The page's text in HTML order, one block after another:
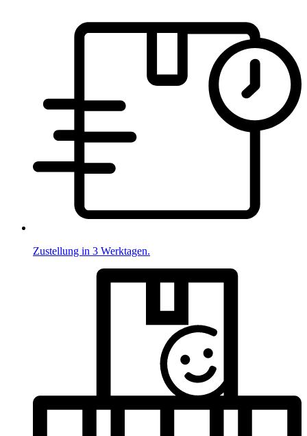
Zustellung in 3 Werktagen.